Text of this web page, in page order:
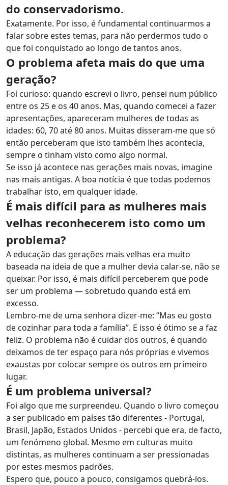
do conservadorismo.
Exatamente. Por isso, é fundamental continuarmos a
falar sobre estes temas, para não perdermos tudo o
que foi conquistado ao longo de tantos anos.
O problema afeta mais do que uma
geração?
Foi curioso: quando escrevi o livro, pensei num público
entre os 25 e os 40 anos. Mas, quando comecei a fazer
apresentações, apareceram mulheres de todas as
idades: 60, 70 até 80 anos. Muitas disseram-me que só
então perceberam que isto também lhes acontecia,
sempre o tinham visto como algo normal.
Se isso já acontece nas gerações mais novas, imagine
nas mais antigas. A boa notícia é que todas podemos
trabalhar isto, em qualquer idade.
É mais difícil para as mulheres mais
velhas reconhecerem isto como um
problema?
A educação das gerações mais velhas era muito
baseada na ideia de que a mulher devia calar-se, não se
queixar. Por isso, é mais difícil perceberem que pode
ser um problema — sobretudo quando está em
excesso.
Lembro-me de uma senhora dizer-me: “Mas eu gosto
de cozinhar para toda a família”. E isso é ótimo se a faz
feliz. O problema não é cuidar dos outros, é quando
deixamos de ter espaço para nós próprias e vivemos
exaustas por colocar sempre os outros em primeiro
lugar.
É um problema universal?
Foi algo que me surpreendeu. Quando o livro começou
a ser publicado em países tão diferentes - Portugal,
Brasil, Japão, Estados Unidos - percebi que era, de facto,
um fenómeno global. Mesmo em culturas muito
distintas, as mulheres continuam a ser pressionadas
por estes mesmos padrões.
Espero que, pouco a pouco, consigamos quebrá-los.